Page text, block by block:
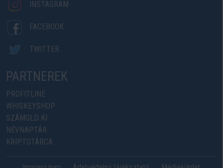
INSTAGRAM
FACEBOOK
TWITTER
PARTNEREK
PROFITLINE
WHISKEYSHOP
SZÁMOLD KI
NÉVNAPTÁR
KRIPTOTÁRCA